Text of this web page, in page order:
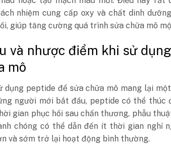
nhiệm cung cấp oxy và chất dinh
giúp tăng cường quá trình sửa chữa mô
và nhược điểm khi sử
mô
dụng peptide để sửa chữa mô mang lại
người mới bắt đầu, peptide có thể thúc
gian phục hồi sau chấn thương, phẫu
chóng có thể dẫn đến ít thời gian nghỉ
và sớm trở lại hoạt động bình thường.